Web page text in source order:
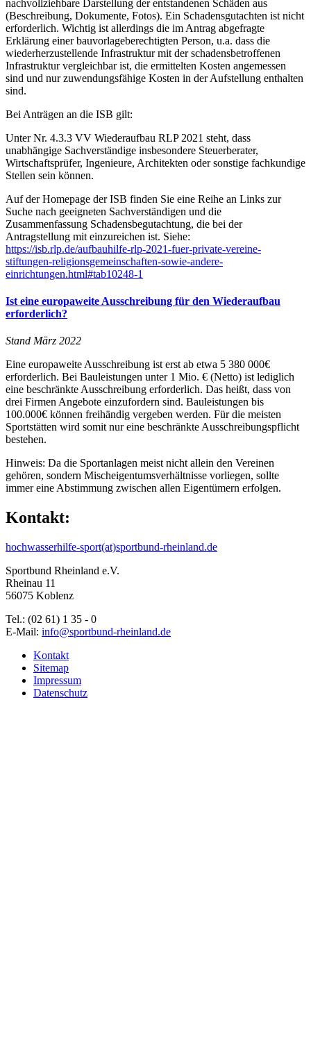
nachvollziehbare Darstellung der entstandenen Schäden aus
(Beschreibung, Dokumente, Fotos). Ein Schadensgutachten ist nicht
erforderlich. Wichtig ist allerdings die im Antrag abgefragte
Erklärung einer bauvorlageberechtigten Person, u.a. dass die
wiederherzustellende Infrastruktur mit der schadensbetroffenen
Infrastruktur vergleichbar ist, die ermittelten Kosten angemessen
sind und nur zuwendungsfähige Kosten in der Aufstellung enthalten
sind.
Bei Anträgen an die ISB gilt:
Unter Nr. 4.3.3 VV Wiederaufbau RLP 2021 steht, dass
unabhängige Sachverständige insbesondere Steuerberater,
Wirtschaftsprüfer, Ingenieure, Architekten oder sonstige fachkundige
Stellen sein können.
Auf der Homepage der ISB finden Sie eine Reihe an Links zur
Suche nach geeigneten Sachverständigen und die
Zusammenfassung Schadensbegutachtung, die bei der
Antragstellung mit einzureichen ist. Siehe:
https://isb.rlp.de/aufbauhilfe-rlp-2021-fuer-private-vereine-
stiftungen-religionsgemeinschaften-sowie-andere-
einrichtungen.html#tab10248-1
Ist eine europaweite Ausschreibung für den Wiederaufbau
erforderlich?
Stand März 2022
Eine europaweite Ausschreibung ist erst ab etwa 5 380 000€
erforderlich. Bei Bauleistungen unter 1 Mio. € (Netto) ist lediglich
eine beschränkte Ausschreibung erforderlich. Das heißt, dass von
drei Firmen Angebote einzufordern sind. Bauleistungen bis
100.000€ können freihändig vergeben werden. Für die meisten
Sportstätten wird somit nur eine beschränkte Ausschreibungspflicht
bestehen.
Hinweis: Da die Sportanlagen meist nicht allein den Vereinen
gehören, sondern Mischeigentumsverhältnisse vorliegen, sollte
immer eine Abstimmung zwischen allen Eigentümern erfolgen.
Kontakt:
hochwasserhilfe-sport(at)sportbund-rheinland.de
Sportbund Rheinland e.V.
Rheinau 11
56075 Koblenz
Tel.: (02 61) 1 35 - 0
E-Mail: info@sportbund-rheinland.de
Kontakt
Sitemap
Impressum
Datenschutz